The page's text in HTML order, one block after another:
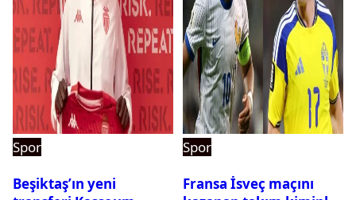
Spor
Beşiktaş’ın yeni
Spor
Fransa İsveç maçını